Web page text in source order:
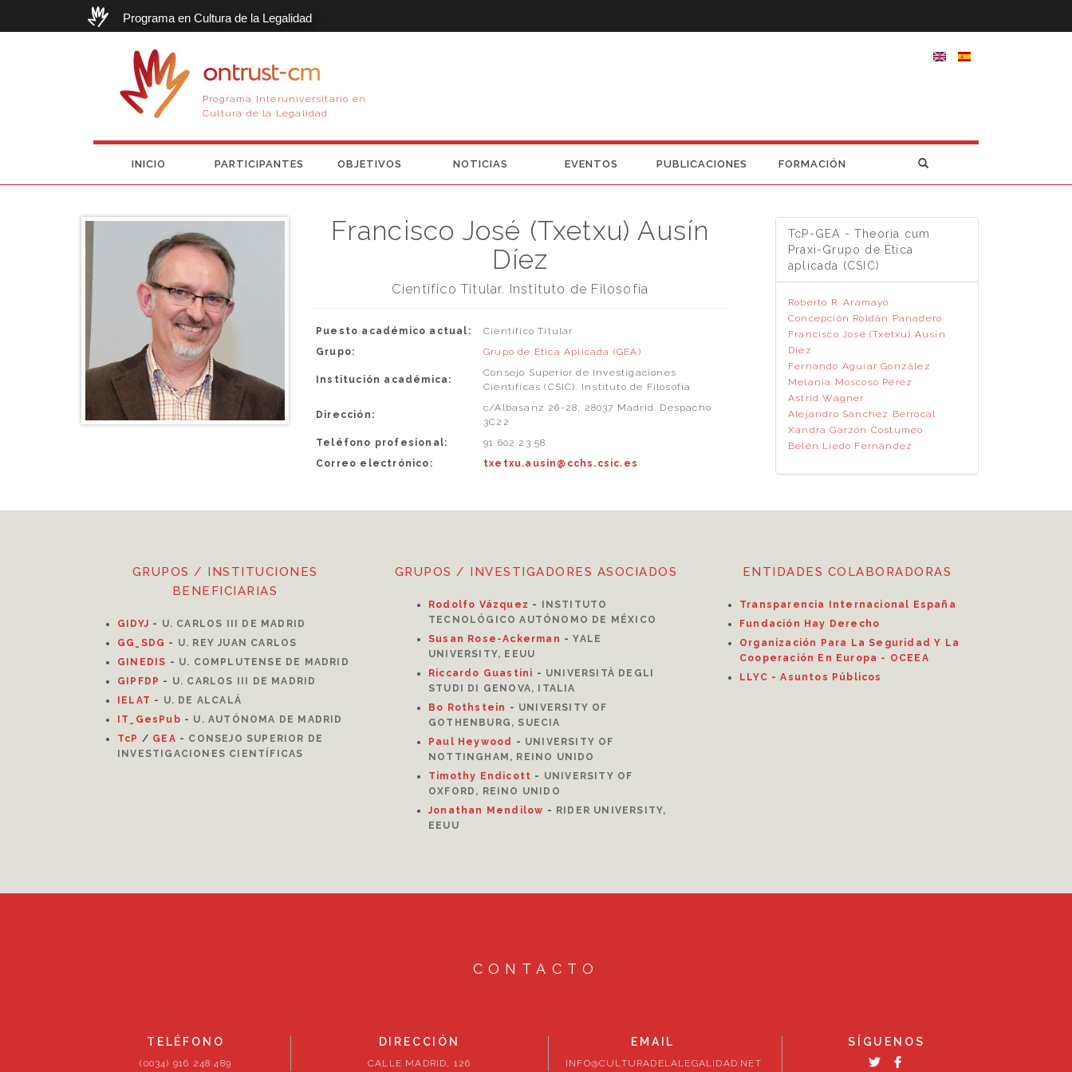
Programa en Cultura de la Legalidad
ontrust-cm
Programa Interuniversitario en
Cultura de la Legalidad
INICIO PARTICIPANTES OBJETIVOS NOTICIAS EVENTOS PUBLICACIONES FORMACIÓN
Francisco José (Txetxu) Ausín
Díez
Científico Titular. Instituto de Filosofía
Puesto académico actual:
Científico Titular
Grupo:
Grupo de Ética Aplicada (GEA)
Institución académica:
Consejo Superior de Investigaciones
Científicas (CSIC). Instituto de Filosofía
Dirección:
c/Albasanz 26-28, 28037 Madrid. Despacho
3C22
Teléfono profesional:
91 602 23 58
Correo electrónico:
txetxu.ausin@cchs.csic.es
TcP-GEA - Theoria cum
Praxi-Grupo de Ética
aplicada (CSIC)
Roberto R. Aramayo
Concepción Roldán Panadero
Francisco José (Txetxu) Ausín
Díez
Fernando Aguiar González
Melania Moscoso Pérez
Astrid Wagner
Alejandro Sánchez Berrocal
Xandra Garzón Costumeo
Belén Liedo Fernández
GRUPOS / INSTITUCIONES
BENEFICIARIAS
GIDYJ - U. CARLOS III DE MADRID
GG_SDG - U. REY JUAN CARLOS
GINEDIS - U. COMPLUTENSE DE MADRID
GIPFDP - U. CARLOS III DE MADRID
ELAT - U. DE ALCALÁ
IT_GesPub - U. AUTÓNOMA DE MADRID
TcP / GEA - CONSEJO SUPERIOR DE
INVESTIGACIONES CIENTÍFICAS
GRUPOS / INVESTIGADORES ASOCIADOS
Rodolfo Vázquez -
INSTITUTO
TECNOLÓGICO AUTÓNOMO DE MÉXICO
Susan Rose-Ackerman -YALE
UNIVERSITY, EEUU
Riccardo Guastini - UNIVERSITÀ DEGLI
STUDI DI GENOVA, ITALIA
Bo Rothstein - UNIVERSITY OF
GOTHENBURG, SUECIA
Paul Heywood - UNIVERSITY OF
NOTTINGHAM, REINO UNIDO
Timothy Endicott - UNIVERSITY OF
OXFORD, REINO UNIDO
Jonathan Mendilow - RIDER UNIVERSITY,
EEUU
ENTIDADES COLABORADORAS
Transparencia Internacional España
Fundación Hay Derecho
Organización Para La Seguridad Y La
Cooperación En Europa - OCEEA
LLYC - Asuntos Públicos
CONTACTO
TELÉFONO
(0034) 916 248 489
DIRECCIÓN
CALLE MADRID, 126
EMAIL
INFO@CULTURADELALEGALIDAD.NET
SÍGUENOS